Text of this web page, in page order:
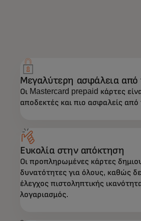
Μεγαλύτερη ασφάλεια από
Οι Mastercard prepaid κάρτες
αποδεκτές και πιο ασφαλείς από
Ευκολία στην απόκτηση
Οι προπληρωμένες κάρτες
δυνατότητες για όλους, καθώς
έλεγχος πιστοληπτικής
λογαριασμός.